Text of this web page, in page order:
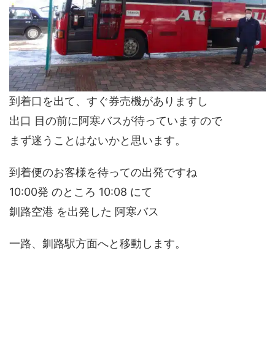
到着口を出て、すぐ券売機がありますし
出口 目の前に阿寒バスが待っていますので
まず迷うことはないかと思います。
到着便のお客様を待っての出発ですね
10:00発 のところ 10:08 にて
釧路空港 を出発した 阿寒バス
一路、釧路駅方面へと移動します。